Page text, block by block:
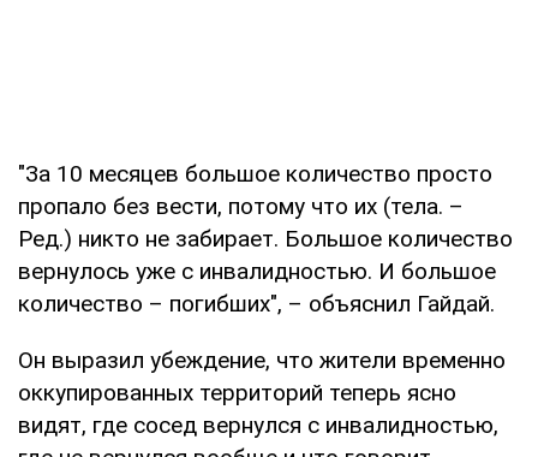
"За 10 месяцев большое количество просто
пропало без вести, потому что их (тела. –
Ред.) никто не забирает. Большое количество
вернулось уже с инвалидностью. И большое
количество – погибших", – объяснил Гайдай.
Он выразил убеждение, что жители временно
оккупированных территорий теперь ясно
видят, где сосед вернулся с инвалидностью,